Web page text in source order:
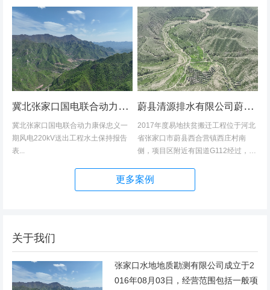
五勘测有限公司施工单位：河北康安
劳务派遣有限公司桥西区西沟区域村
庄村容村貌改造提升及基础设施建设
项目堆料...
优越。项目地理位置图见附图1-1。项
目共建12个易地搬迁安置区，分别位
于白草村乡西户庄村、柏树乡柏树...
冀北张家口国电联合动力康保忠义一期风电220kV送出工程水土保持报告表
冀北张家口国电联合动力康保忠义一
期风电220kV送出工程水土保持报告
表...
蔚县清源排水有限公司蔚县2017年度易地扶贫搬迁工程（一期）水土保持方案
2017年度易地扶贫搬迁工程位于河北
省张家口市蔚县西合营镇西庄村南
侧，项目区附近有国道G112经过，交
位置优越。项目地理位置图见附图1。
项目总占地面积14.82hm2,...
更多案例
关于我们
张家口水地地质勘测有限公司成立于2
016年08月03日，经营范围包括一般项